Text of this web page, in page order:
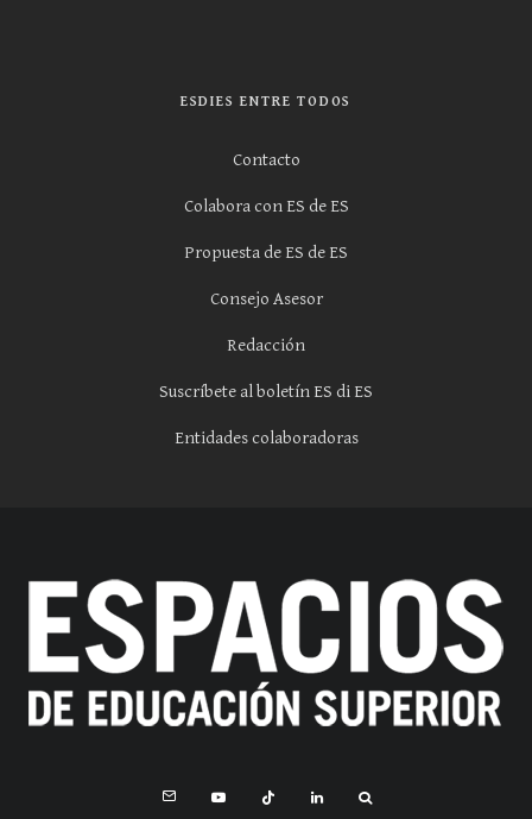
ESDIES ENTRE TODOS
Contacto
Colabora con ES de ES
Propuesta de ES de ES
Consejo Asesor
Redacción
Suscríbete al boletín ES di ES
Entidades colaboradoras